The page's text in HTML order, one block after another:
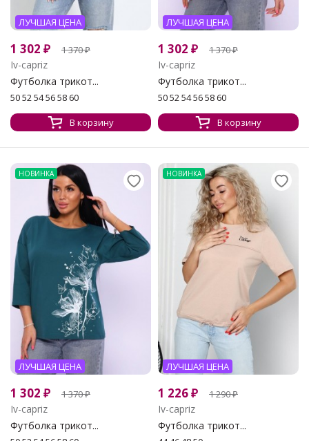
ЛУЧШАЯ ЦЕНА
1 302 ₽ 1 370₽
Iv-capriz
Футболка трикот...
50 52 54 56 58 60
В корзину
ЛУЧШАЯ ЦЕНА
1 302 ₽ 1 370₽
Iv-capriz
Футболка трикот...
50 52 54 56 58 60
В корзину
НОВИНКА
ЛУЧШАЯ ЦЕНА
1 302 ₽ 1 370₽
Iv-capriz
Футболка трикот...
НОВИНКА
ЛУЧШАЯ ЦЕНА
1 226₽ 1 290₽
Iv-capriz
Футболка трикот...